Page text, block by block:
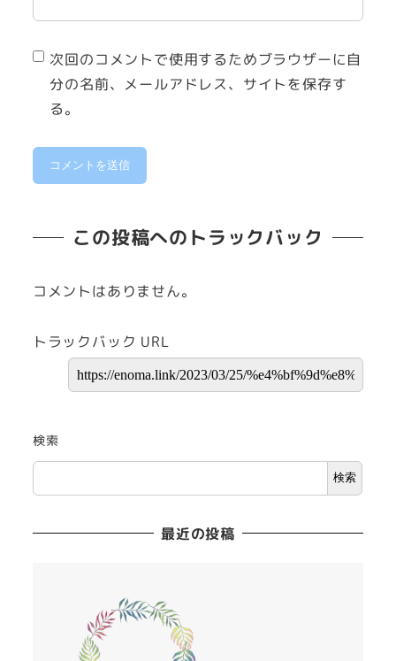
次回のコメントで使用するためブラウザーに自
分の名前、メールアドレス、サイトを保存す
る。
この投稿へのトラックバック
コメントはありません。
トラックバック URL
検索
検索
最近の投稿